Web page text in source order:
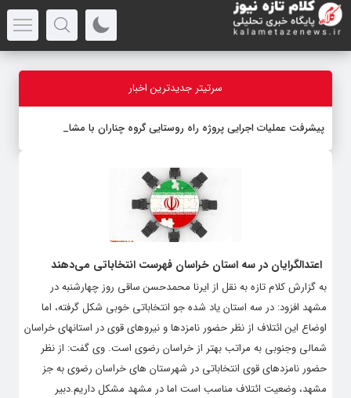
سرتیتر جدیدترین اخبار
پیشرفت عملیات اجرایی پروژه راه روستایی گروه چناران با مشارکت مردم
اعتدالگرایان در سه استان خراسان فهرست انتخاباتی می‌دهند
به گزارش کلام تازه به نقل از ایرنا محمدحسن ساقی روز چهارشنبه در
مشهد افزود: در سه استان یاد شده جو انتخاباتی خوبی شکل گرفته، اما
اوضاع این ائتلاف از نظر حضور نامزدها و نیروهای قوی در استانهای خراسان
شمالی وجنوبی به مراتب بهتر از خراسان رضوی است. وی گفت: از نظر
حضور نامزدهای قوی انتخاباتی در شهرستان های خراسان رضوی به جز